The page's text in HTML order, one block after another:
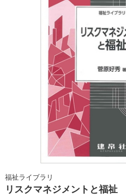
福祉ライブラリ
リスクマネジメントと福祉